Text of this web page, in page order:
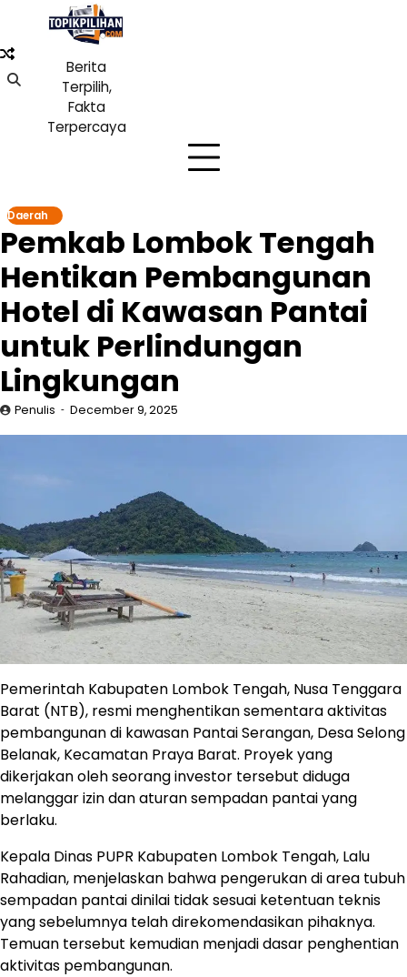
content
Berita
Terpilih,
Fakta
Terpercaya
Daerah
Pemkab Lombok Tengah
Hentikan Pembangunan
Hotel di Kawasan Pantai
untuk Perlindungan
Lingkungan
Penulis December 9, 2025
Pemerintah Kabupaten Lombok Tengah, Nusa Tenggara
Barat (NTB), resmi menghentikan sementara aktivitas
pembangunan di kawasan Pantai Serangan, Desa Selong
Belanak, Kecamatan Praya Barat. Proyek yang
dikerjakan oleh seorang investor tersebut diduga
melanggar izin dan aturan sempadan pantai yang
berlaku.
Kepala Dinas PUPR Kabupaten Lombok Tengah, Lalu
Rahadian, menjelaskan bahwa pengerukan di area tubuh
sempadan pantai dinilai tidak sesuai ketentuan teknis
yang sebelumnya telah direkomendasikan pihaknya.
Temuan tersebut kemudian menjadi dasar penghentian
aktivitas pembangunan.